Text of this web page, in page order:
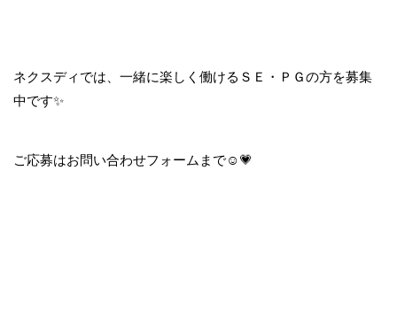
ネクスディでは、一緒に楽しく働けるＳＥ・ＰＧの方を募集
中です✨
ご応募はお問い合わせフォームまで☺💗